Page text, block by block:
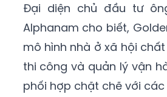
Đại diện chủ đầu tư
Alphanam cho biết,
mô hình nhà ở xã hội
thi công và quản lý vận
phối hợp chặt chẽ với